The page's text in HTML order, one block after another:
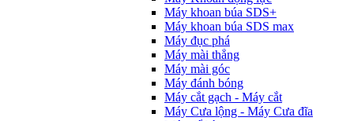
Máy khoan búa SDS+
Máy khoan búa SDS max
Máy đục phá
Máy mài thẳng
Máy mài góc
Máy đánh bóng
Máy cắt gạch - Máy cắt
Máy Cưa lộng - Máy Cưa đĩa